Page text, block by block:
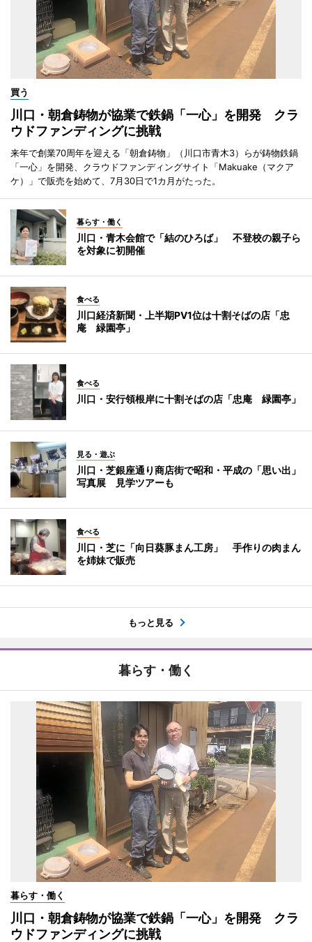
買う
川口・朝倉鋳物が協業で鉄鍋「一心」を開発 クラ
ウドファンディングに挑戦
来年で創業70周年を迎える「朝倉鋳物」（川口市青木3）らが鋳物鉄鍋
「一心」を開発、クラウドファンディングサイト「Makuake（マクア
ケ）」で販売を始めて、7月30日で1カ月がたった。
暮らす・働く
川口・青木会館で「結のひろば」 不登校の親子ら
を対象に初開催
食べる
川口経済新聞・上半期PV1位は十割そばの店「忠
庵 緑園亭」
食べる
川口・安行領根岸に十割そばの店「忠庵 緑園亭」
見る・遊ぶ
川口・芝銀座通り商店街で昭和・平成の「思い出」
写真展 見学ツアーも
食べる
川口・芝に「向日葵豚まん工房」 手作りの肉まん
を姉妹で販売
もっと見る
暮らす・働く
暮らす・働く
川口・朝倉鋳物が協業で鉄鍋「一心」を開発 クラ
ウドファンディングに挑戦